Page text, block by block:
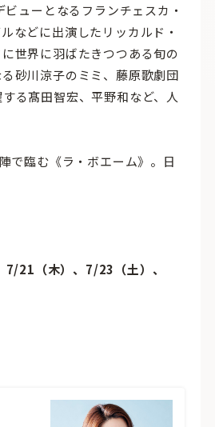
ューとなるフランチェスカ・
などに出演したリッカルド・
世界に羽ばたきつつある旬の
砂川涼子のミミ、藤原歌劇団
る髙田智宏、平野和など、人
で臨む《ラ・ボエーム》。日
21（木）、7/23（土）、